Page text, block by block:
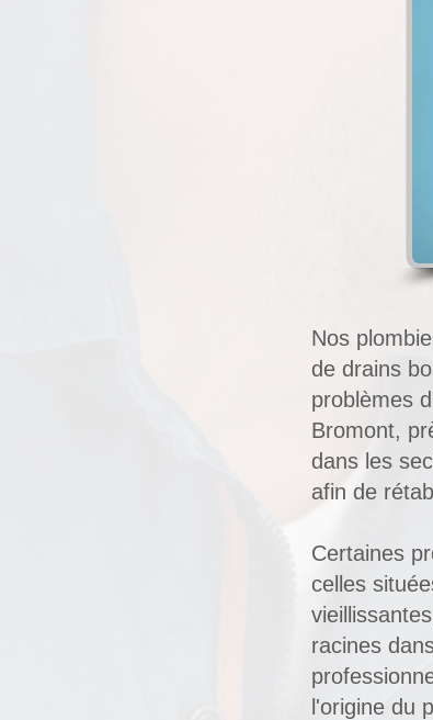
Nos
de drains
problèmes
Bromont,
dans les
afin de
Certaines
celles
racines
l'origine du